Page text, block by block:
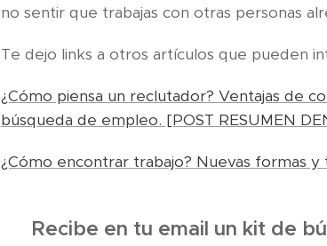
no sentir que trabajas con otras personas
Te dejo links a otros artículos que pueden
¿Cómo piensa un reclutador? Ventajas de
búsqueda de empleo. [POST RESUMEN
¿Cómo encontrar trabajo? Nuevas formas
Recibe en tu email un kit de